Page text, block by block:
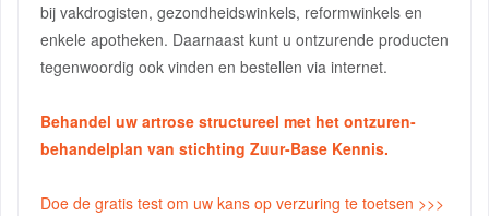
bij vakdrogisten, gezondheidswinkels, reformwinkels en
enkele apotheken. Daarnaast kunt u ontzurende producten
tegenwoordig ook vinden en bestellen via internet.
Behandel uw artrose structureel met het ontzuren-
behandelplan van stichting Zuur-Base Kennis.
Doe de gratis test om uw kans op verzuring te toetsen >>>